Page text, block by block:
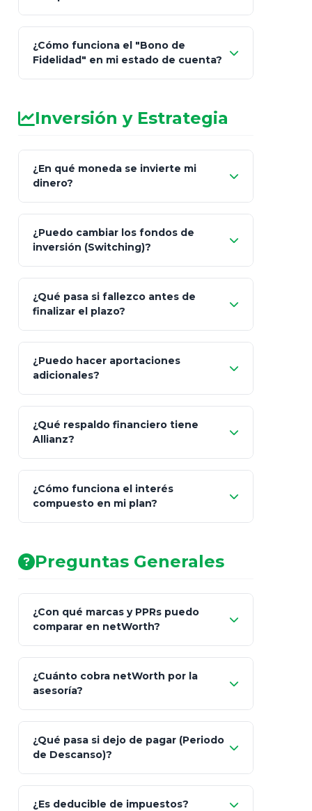
¿Cómo funciona el "Bono de
Fidelidad" en mi estado de cuenta?
Inversión y Estrategia
¿En qué moneda se invierte mi
dinero?
inflación), Dólares o Euros
¿Puedo cambiar los fondos de
inversión (Switching)?
"Switching" (cambio de fondos)
¿Qué pasa si fallezco antes de
finalizar el plazo?
100% a tus
beneficiarios designados
¿Puedo hacer aportaciones
adicionales?
¿Qué respaldo financiero tiene
Allianz?
AA (Muy Fuerte)
¿Cómo funciona el interés
compuesto en mi plan?
Preguntas Generales
¿Con qué marcas y PPRs puedo
comparar en netWorth?
¿Cuánto cobra netWorth por la
asesoría?
¿Qué pasa si dejo de pagar (Periodo
de Descanso)?
¿Es deducible de impuestos?